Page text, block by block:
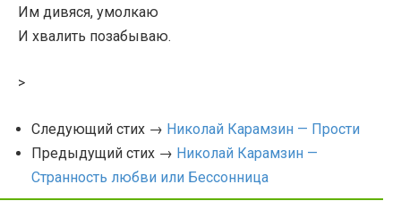
Им дивяся, умолкаю
И хвалить позабываю.
>
Следующий стих → Николай Карамзин — Прости
Предыдущий стих → Николай Карамзин —
Странность любви или Бессонница